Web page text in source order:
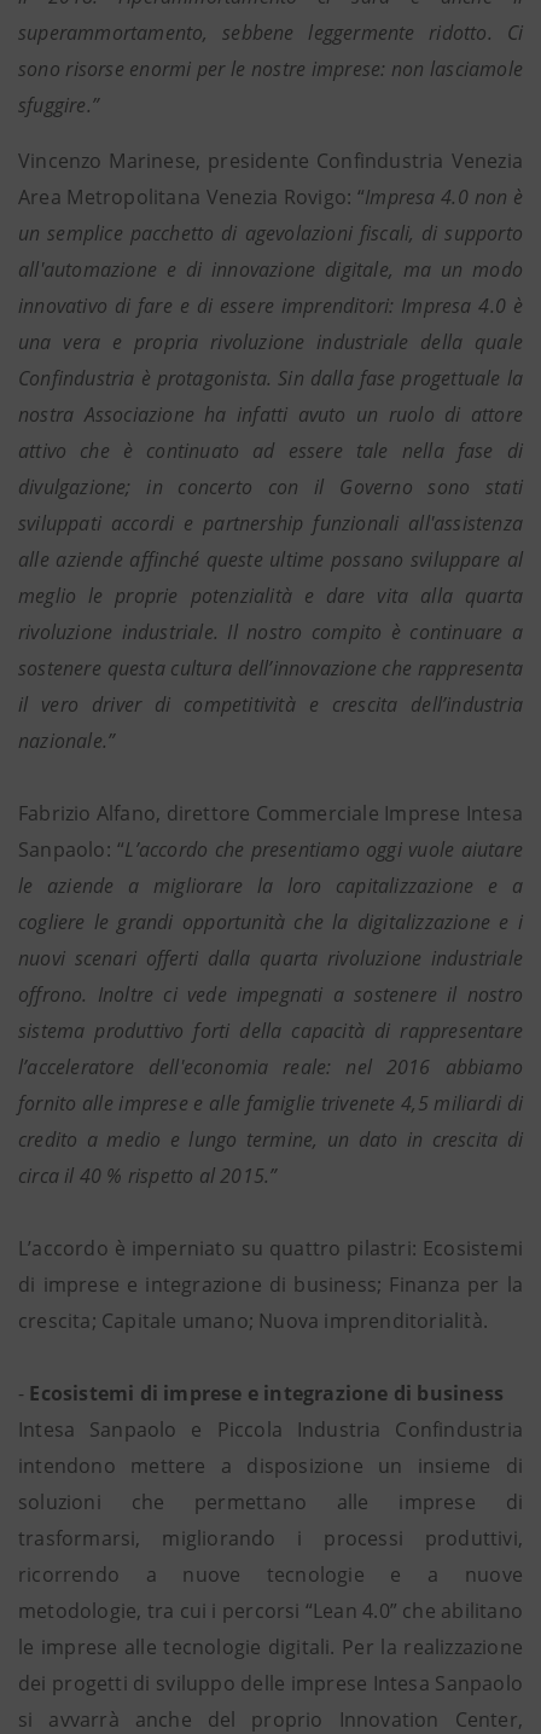
superammortamento, sebbene leggermente ridotto. Ci
sono risorse enormi per le nostre imprese: non lasciamole
sfuggire.”
Vincenzo Marinese, presidente Confindustria Venezia
Area Metropolitana Venezia Rovigo: “Impresa 4.0 non è
un semplice pacchetto di agevolazioni fiscali, di supporto
all'automazione e di innovazione digitale, ma un modo
innovativo di fare e di essere imprenditori: Impresa 4.0 è
una vera e propria rivoluzione industriale della quale
Confindustria è protagonista. Sin dalla fase progettuale la
nostra Associazione ha infatti avuto un ruolo di attore
attivo che è continuato ad essere tale nella fase di
divulgazione; in concerto con il Governo sono stati
sviluppati accordi e partnership funzionali all'assistenza
alle aziende affinché queste ultime possano sviluppare al
meglio le proprie potenzialità e dare vita alla quarta
rivoluzione industriale. Il nostro compito è continuare a
sostenere questa cultura dell’innovazione che rappresenta
il vero driver di competitività e crescita dell’industria
nazionale.”
Fabrizio Alfano, direttore Commerciale Imprese Intesa
Sanpaolo: “L’accordo che presentiamo oggi vuole aiutare
le aziende a migliorare la loro capitalizzazione e a
cogliere le grandi opportunità che la digitalizzazione e i
nuovi scenari offerti dalla quarta rivoluzione industriale
offrono. Inoltre ci vede impegnati a sostenere il nostro
sistema produttivo forti della capacità di rappresentare
l’acceleratore dell'economia reale: nel 2016 abbiamo
fornito alle imprese e alle famiglie trivenete 4,5 miliardi di
credito a medio e lungo termine, un dato in crescita di
circa il 40 % rispetto al 2015.”
L’accordo è imperniato su quattro pilastri: Ecosistemi
di imprese e integrazione di business; Finanza per la
crescita; Capitale umano; Nuova imprenditorialità.
- Ecosistemi di imprese e integrazione di business
Intesa Sanpaolo e Piccola Industria Confindustria
intendono mettere a disposizione un insieme di
soluzioni che permettano alle imprese di
trasformarsi, migliorando i processi produttivi,
ricorrendo a nuove tecnologie e a nuove
metodologie, tra cui i percorsi “Lean 4.0” che abilitano
le imprese alle tecnologie digitali. Per la realizzazione
dei progetti di sviluppo delle imprese Intesa Sanpaolo
si avvarrà anche del proprio Innovation Center,